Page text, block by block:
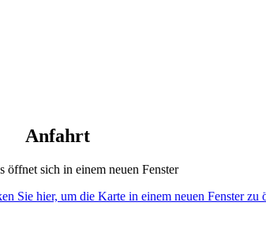
Anfahrt
öffnet sich in einem neuen Fenster
Sie hier, um die Karte in einem neuen Fenster zu